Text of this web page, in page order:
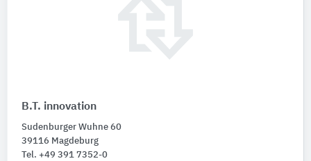
B.T. innovation
Sudenburger Wuhne 60
39116 Magdeburg
Tel. +49 391 7352-0